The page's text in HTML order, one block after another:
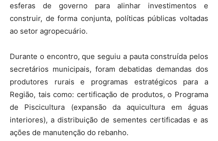
esferas de governo para alinhar investimentos e
construir, de forma conjunta, políticas públicas voltadas
ao setor agropecuário.
Durante o encontro, que seguiu a pauta construída pelos
secretários municipais, foram debatidas demandas dos
produtores rurais e programas estratégicos para a
Região, tais como: certificação de produtos, o Programa
de Piscicultura (expansão da aquicultura em águas
interiores), a distribuição de sementes certificadas e as
ações de manutenção do rebanho.